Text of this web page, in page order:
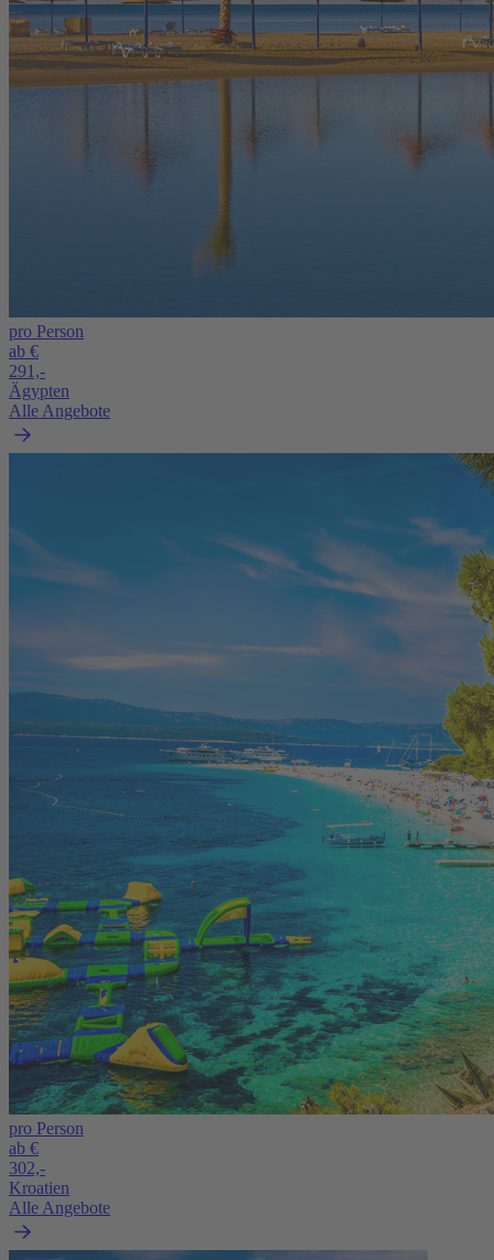
pro Person
ab €
291,-
Ägypten
Alle Angebote
pro Person
ab €
302,-
Kroatien
Alle Angebote